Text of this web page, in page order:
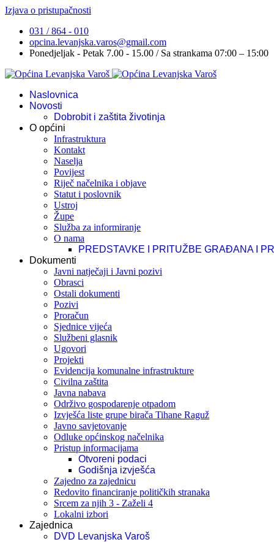
Izjava o pristupačnosti
031 / 864 - 010
opcina.levanjska.varos@gmail.com
Ponedjeljak - Petak 7.00 - 15.00 / Sa strankama 07:00 – 15:00
Naslovnica
Novosti
Dobrobit i zaštita životinja
O općini
Infrastruktura
Kontakt
Naselja
Povijest
Riječ načelnika i objave
Statut i poslovnik
Ustroj
Župe
Služba za informiranje
O nama
PREDSTAVKE I PRITUŽBE GRAĐANA I
Dokumenti
Javni natječaji i Javni pozivi
Obrasci
Ostali dokumenti
Pozivi
Proračun
Sjednice vijeća
Službeni glasnik
Ugovori
Projekti
Evidencija komunalne infrastrukture
Civilna zaštita
Javna nabava
Održivo gospodarenje otpadom
Izvješća liste grupe birača Tihane Raguž
Javno savjetovanje
Odluke općinskog načelnika
Pristup informacijama
Otvoreni podaci
Godišnja izvješća
Zajedno za zajednicu
Redovito financiranje političkih stranaka
Srcem za njih 3 - Zaželi 4
Lokalni izbori
Zajednica
DVD Levanjska Varoš